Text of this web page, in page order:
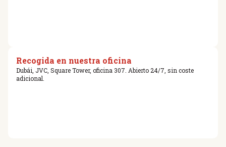
Recogida en nuestra oficina
Dubái, JVC, Square Tower, oficina 307. Abierto 24/7, sin coste
adicional.